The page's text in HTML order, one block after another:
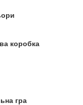
коробка
гра